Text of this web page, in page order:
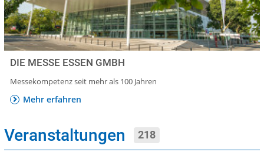
DIE MESSE ESSEN GMBH
Messekompetenz seit mehr als 100 Jahren
Mehr erfahren
Veranstaltungen 218